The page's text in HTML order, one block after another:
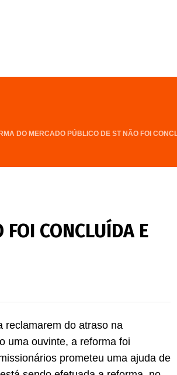
DO MERCADO PÚBLICO DE ST NÃO FOI
CONCLUÍDA E
reclamarem do atraso na
uma ouvinte, a reforma foi
prometeu uma ajuda de